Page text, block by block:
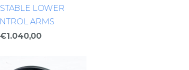
LOWER
ARMS
€1.040,00